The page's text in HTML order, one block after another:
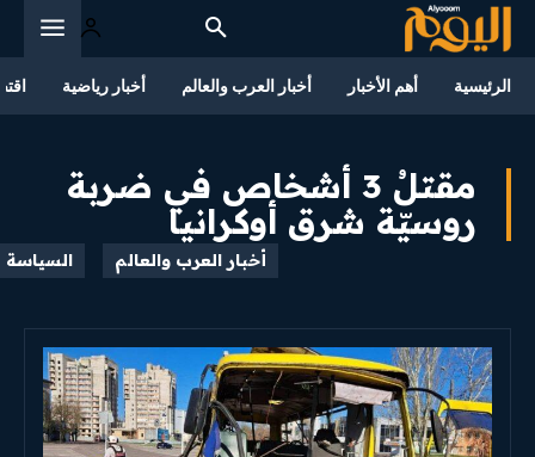
الرئيسية أهم الأخبار أخبار العرب والعالم أخبار رياضية
مقتلُ 3 أشخاص في ضربة
روسيّة شرق أوكرانيا
أخبار العرب والعالم السياسة